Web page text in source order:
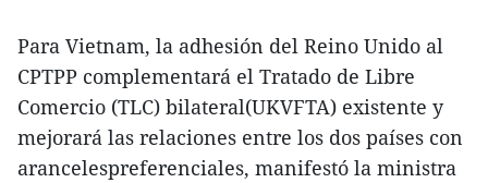
Para Vietnam, la adhesión del Reino Unido al
CPTPP complementará el Tratado de Libre
Comercio (TLC) bilateral(UKVFTA) existente y
mejorará las relaciones entre los dos países con
arancelespreferenciales, manifestó la ministra